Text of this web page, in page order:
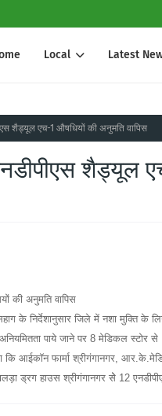
Local Latest
शैड्यूल एच-1 औषधियों की अनुमति वापिस
शैड्यूल
की अनुमति वापिस
के निर्देशानुसार जिले में नशा मुक्ति के
अनियमितता पाये जाने पर 8 मेडिकल
आईकॉन फार्मा श्रीगंगानगर,
ड्रग हाउस श्रीगंगानगर सेे 12